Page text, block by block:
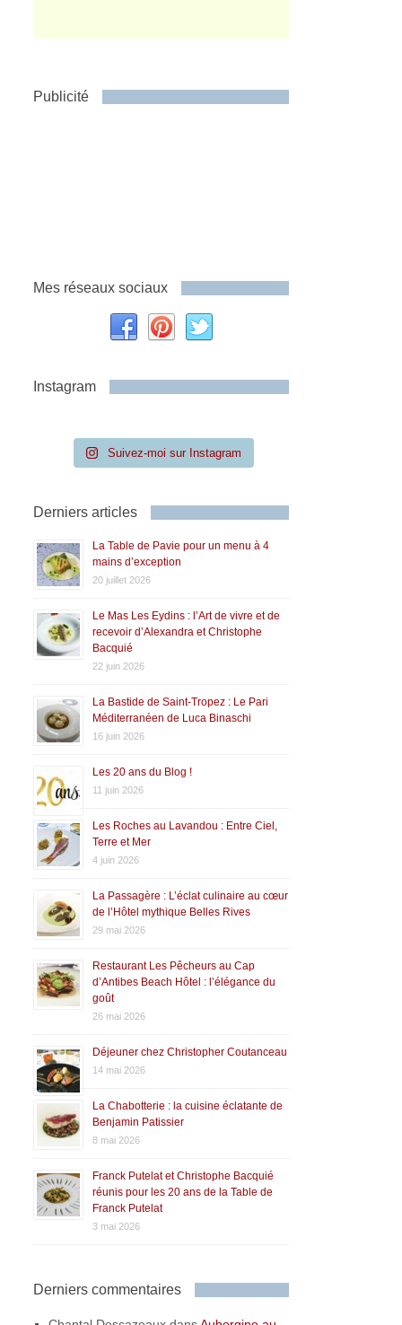
Publicité
Mes réseaux sociaux
Instagram
Suivez-moi sur Instagram
Derniers articles
La Table de Pavie pour un menu à 4
mains d’exception
20 juillet 2026
Le Mas Les Eydins : l’Art de vivre et de
recevoir d’Alexandra et Christophe
Bacquié
22 juin 2026
La Bastide de Saint-Tropez : Le Pari
Méditerranéen de Luca Binaschi
16 juin 2026
Les 20 ans du Blog !
11 juin 2026
Les Roches au Lavandou : Entre Ciel,
Terre et Mer
4 juin 2026
La Passagère : L’éclat culinaire au cœur
de l’Hôtel mythique Belles Rives
29 mai 2026
Restaurant Les Pêcheurs au Cap
d’Antibes Beach Hôtel : l’élégance du
goût
26 mai 2026
Déjeuner chez Christopher Coutanceau
14 mai 2026
La Chabotterie : la cuisine éclatante de
Benjamin Patissier
8 mai 2026
Franck Putelat et Christophe Bacquié
réunis pour les 20 ans de la Table de
Franck Putelat
3 mai 2026
Derniers commentaires